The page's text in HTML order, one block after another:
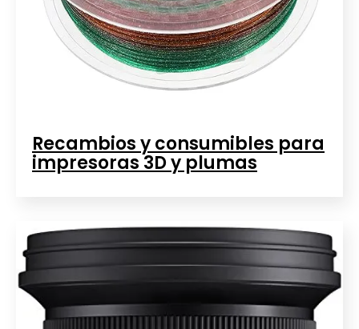
Recambios y consumibles para
impresoras 3D y plumas